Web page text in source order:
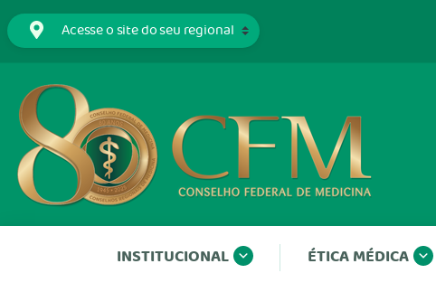
INSTITUCIONAL ÉTICA MÉDICA